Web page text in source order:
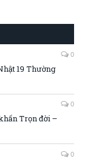
0
19 Thường
0
Trọn đời –
0